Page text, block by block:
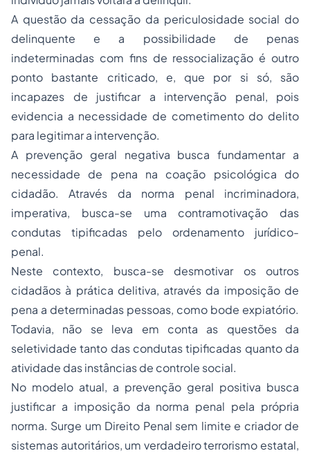
A questão da cessação da periculosidade social do
delinquente e a possibilidade de penas
indeterminadas com fins de ressocialização é outro
ponto bastante criticado, e, que por si só, são
incapazes de justificar a intervenção penal, pois
evidencia a necessidade de cometimento do delito
para legitimar a intervenção.
A prevenção geral negativa busca fundamentar a
necessidade de pena na coação psicológica do
cidadão. Através da norma penal incriminadora,
imperativa, busca-se uma contramotivação das
condutas tipificadas pelo ordenamento jurídico-
penal.
Neste contexto, busca-se desmotivar os outros
cidadãos à prática delitiva, através da imposição de
pena a determinadas pessoas, como bode expiatório.
Todavia, não se leva em conta as questões da
seletividade tanto das condutas tipificadas quanto da
atividade das instâncias de controle social.
No modelo atual, a prevenção geral positiva busca
justificar a imposição da norma penal pela própria
norma. Surge um Direito Penal sem limite e criador de
sistemas autoritários, um verdadeiroterrorismo estatal,